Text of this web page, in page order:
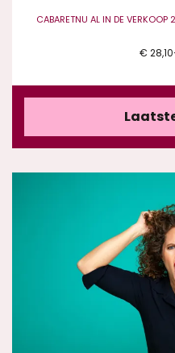
CABARETNU AL IN DE
€